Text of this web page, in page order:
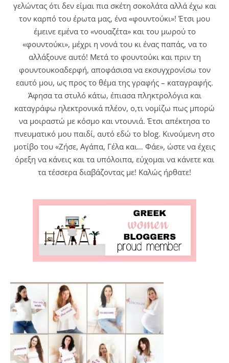
γελώντας ότι δεν είμαι πια σκέτη σοκολάτα αλλά έχω και
τον καρπό του έρωτα μας, ένα «φουντούκι»! Έτσι μου
έμεινε εμένα το «νουαζέτα» και του μωρού το
«φουντούκι», μέχρι η νονά του κι ένας παπάς, να το
αλλάξουνε αυτό! Μετά το φουντούκι και πριν τη
φουντουκοαδερφή, αποφάσισα να εκσυγχρονίσω τον
εαυτό μου, ως προς το θέμα της γραφής – καταγραφής.
Άφησα τα στυλό κάτω, έπιασα πληκτρολόγια και
καταγράφω ηλεκτρονικά πλέον, ο,τι νομίζω πως μπορώ
να μοιραστώ με κόσμο και ντουνιά. Έτσι απέκτησα το
πνευματικό μου παιδί, αυτό εδώ το blog. Κινούμενη στο
μοτίβο του «Ζήσε, Αγάπα, Γέλα και… Φάε», ώστε να έχεις
όρεξη να κάνεις και τα υπόλοιπα, εύχομαι να κάνετε και
τα τέσσερα διαβάζοντας με! Καλώς ήρθατε!